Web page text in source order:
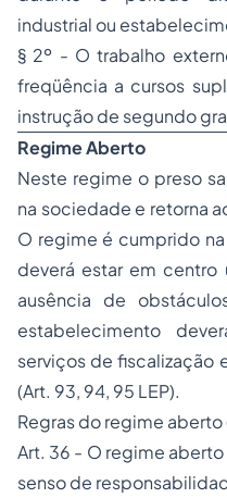
industrial ou
§ 2º - O trabalho
freqüência a cursos
instrução de segundo
Regime Aberto
Neste regime o preso
na sociedade e retorna
O regime é cumprido
deverá estar em centro
ausência de
estabelecimento
serviços de fiscalização
(Art. 93, 94, 95 LEP).
Regras do regime
Art. 36 - O regime
senso de